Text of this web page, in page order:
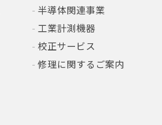
半導体関連事業
工業計測機器
校正サービス
修理に関するご案内